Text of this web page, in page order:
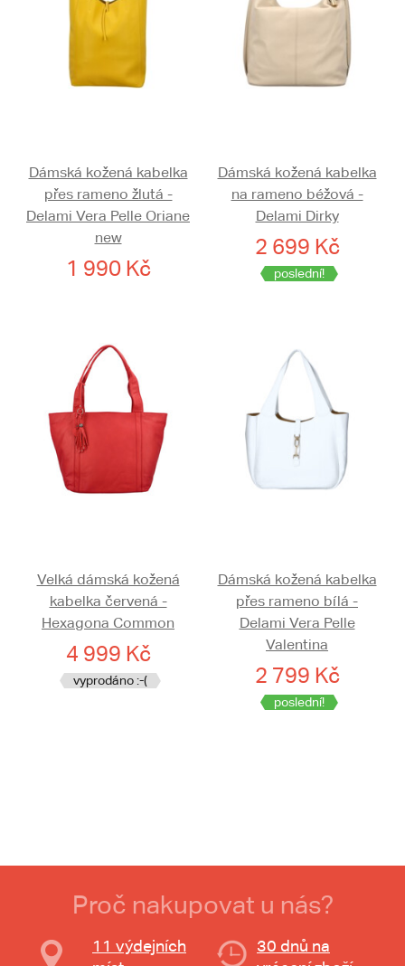
Dámská kožená kabelka
přes rameno žlutá -
Delami Vera Pelle Oriane
new
1 990 Kč
Dámská kožená kabelka
na rameno béžová -
Delami Dirky
2 699 Kč
poslední!
Velká dámská kožená
kabelka červená -
Hexagona Common
4 999 Kč
vyprodáno :-(
Dámská kožená kabelka
přes rameno bílá -
Delami Vera Pelle
Valentina
2 799 Kč
poslední!
Proč nakupovat u nás?
11 výdejních
30 dnů na